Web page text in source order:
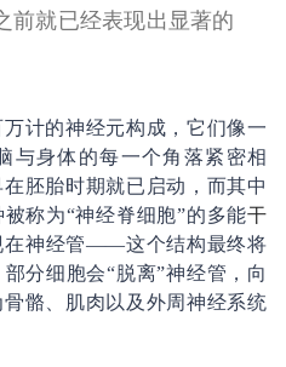
前就已经表现出显著的
计的神经元构成，它们像一
与身体的每一个角落紧密相
胚胎时期就已启动，而其中
称为“神经脊细胞”的多能干
在神经管——这个结构最终将
分细胞会“脱离”神经管，向
骼、肌肉以及外周神经系统